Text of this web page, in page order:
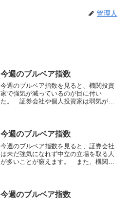
管理人
今週のブルベア指数
今週のブルベア指数を見ると、機関投資
家で強気が減っているのが目に付い
た。 証券会社や個人投資家は弱気が減
５７％△ 弱気：２９％▼ ...
今週のブルベア指数
今週のブルベア指数を見ると、証券会社
は未だ強気になれず中立の立場を取る人
が多いことが窺えます。 また、機関投
も増えているのが気になる...
今週のブルベア指数